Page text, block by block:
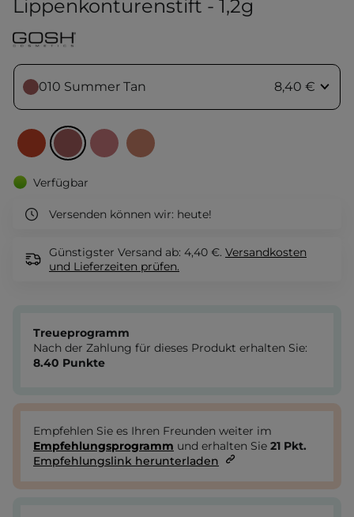
Lippenkonturenstift - 1,2g
010 Summer Tan 8,40 €
Verfügbar
Versenden können wir: heute!
Günstigster Versand ab: 4,40 €. Versandkosten
und Lieferzeiten prüfen.
Treueprogramm
Nach der Zahlung für dieses Produkt erhalten Sie:
8.40 Punkte
Empfehlen Sie es Ihren Freunden weiter im
Empfehlungsprogramm und erhalten Sie 21 Pkt.
Empfehlungslink herunterladen